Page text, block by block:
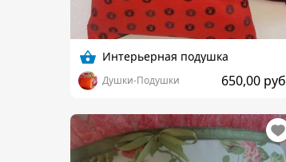
Интерьерная подушка
Душки-Подушки 650,00 руб